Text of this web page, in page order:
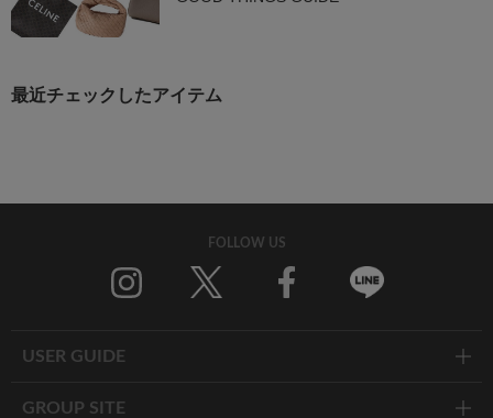
最近チェックしたアイテム
FOLLOW US
USER GUIDE
GROUP SITE